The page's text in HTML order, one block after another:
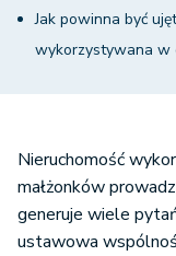
Jak powinna być
wykorzystywana w
Nieruchomość
małżonków
generuje wiele
ustawowa